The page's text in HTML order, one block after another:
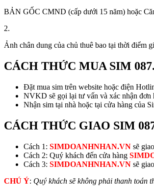
BẢN GỐC CMND (cấp dưới 15 năm) hoặc
2.
Ảnh chân dung của chủ thuê bao tại thời điểm
CÁCH THỨC MUA SIM
Đặt mua sim trên website hoặc điện
NVKD sẽ gọi lại tư vấn và xác nhận đơn
Nhận sim tại nhà hoặc tại cửa hàng của
CÁCH THỨC GIAO SIM
Cách 1: SIMDOANHNHAN.VN sẽ
Cách 2: Quý khách đến cửa hàng
Cách 3: SIMDOANHNHAN.VN sẽ
CHÚ Ý: Quý khách sẽ không phải thanh toán